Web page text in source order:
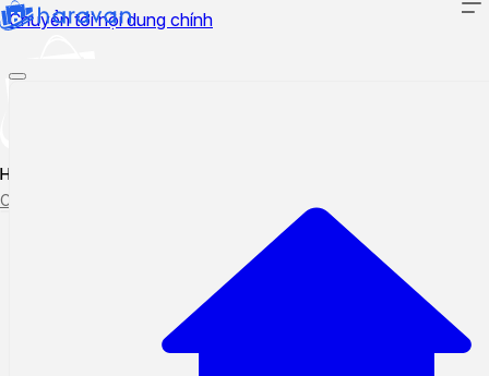
Chuyển tới nội dung chính
Hướng dẫn sử dụng
Cập nhật tính năng mới